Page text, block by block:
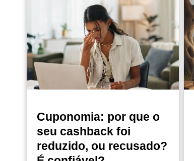
Cuponomia: por que o
seu cashback foi
reduzido, ou recusado?